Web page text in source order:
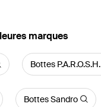
marques
Bottes P.A.R.O.S.H.
Bottes Sandro